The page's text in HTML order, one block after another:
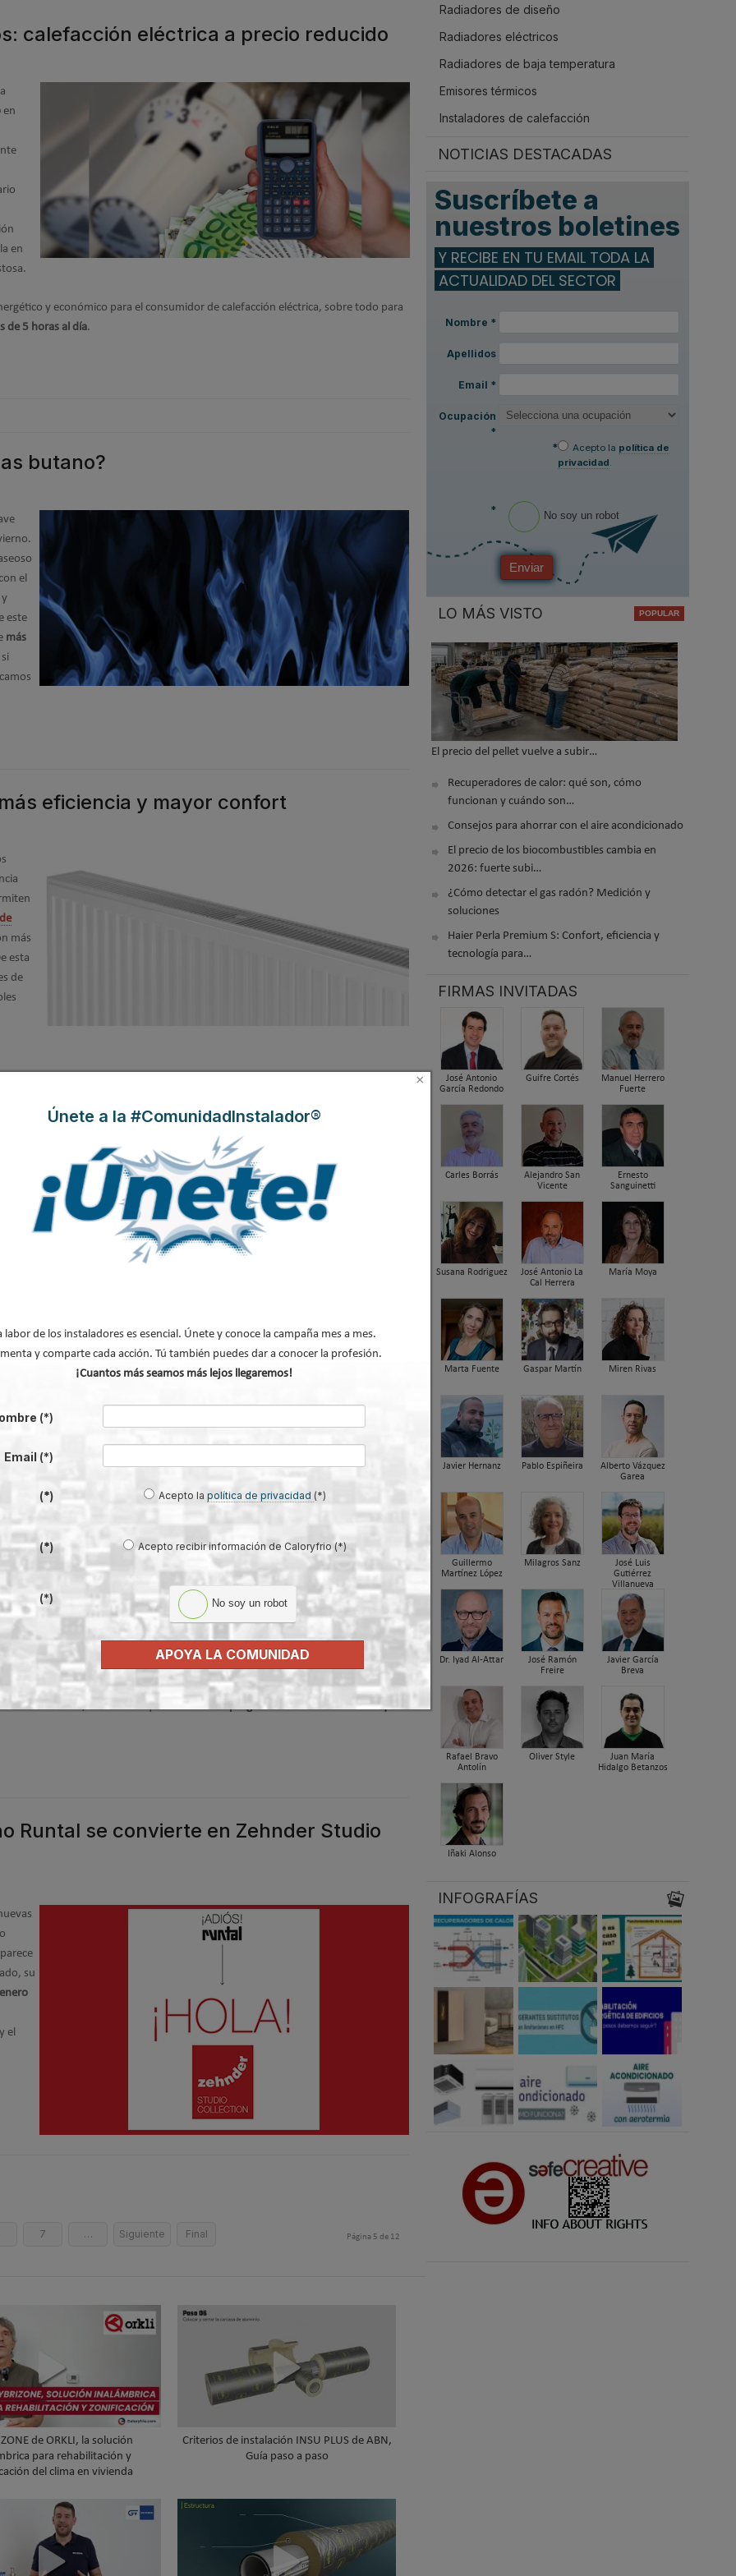
calefacción eléctrica a precio reducido
en
en
y económico para el consumidor de calefacción eléctrica, sobre todo para
de 5 horas al día.
butano?
el
y
este
más
eficiencia y mayor confort
más
esta
de
todo lo que necesitas saber
se
lo
la
frío
En ocasiones también suelen oírse ruidos extraños al encender la calefacción,
en el sistema, síntoma de que es necesario
purgar los radiadores antes de que
Runtal se convierte en Zehnder Studio
su
el
7 … Siguiente Final Página 5 de 12
de ORKLI, la solución
para rehabilitación y
del clima en vivienda
Criterios de instalación INSU PLUS de ABN,
Guía paso a paso
Radiadores de diseño
Radiadores eléctricos
Radiadores de baja temperatura
Emisores térmicos
Instaladores de calefacción
NOTICIAS DESTACADAS
Suscríbete a
nuestros boletines
Y RECIBE EN TU EMAIL TODA LA
ACTUALIDAD DEL SECTOR
Nombre *
Apellidos
Email *
Ocupación
*
*
Acepto la política de
privacidad.
* No soy un robot
Enviar
LO MÁS VISTO
El precio del pellet vuelve a subir…
Recuperadores de calor: qué son, cómo
funcionan y cuándo son…
Consejos para ahorrar con el aire acondicionado
El precio de los biocombustibles cambia en
2026: fuerte subi…
¿Cómo detectar el gas radón? Medición y
soluciones
Haier Perla Premium S: Confort, eficiencia y
tecnología para…
FIRMAS INVITADAS
José Antonio
García Redondo
Guifre Cortés
Manuel Herrero
Fuerte
Carles Borrás
Alejandro San
Vicente
Ernesto
Sanguinetti
Susana Rodriguez
José Antonio La
Cal Herrera
María Moya
Marta Fuente Gaspar Martín Miren Rivas
Javier Hernanz Pablo Espiñeira
Alberto Vázquez
Garea
Guillermo
Martínez López
Milagros Sanz
José Luis
Gutiérrez
Villanueva
Dr. Iyad Al-Attar
José Ramón
Freire
Javier García
Breva
Rafael Bravo
Antolín
Oliver Style
Juan María
Hidalgo Betanzos
Iñaki Alonso
INFOGRAFÍAS
×
Únete a la #ComunidadInstalador®
labor de los instaladores es esencial. Únete y conoce la campaña mes a mes.
y comparte cada acción. Tú también puedes dar a conocer la profesión.
¡Cuantos más seamos más lejos llegaremos!
(*)
Email (*)
(*) Acepto lapolítica de privacidad (*)
(*) Acepto recibir información de Caloryfrio (*)
(*) No soy un robot
APOYA LA COMUNIDAD